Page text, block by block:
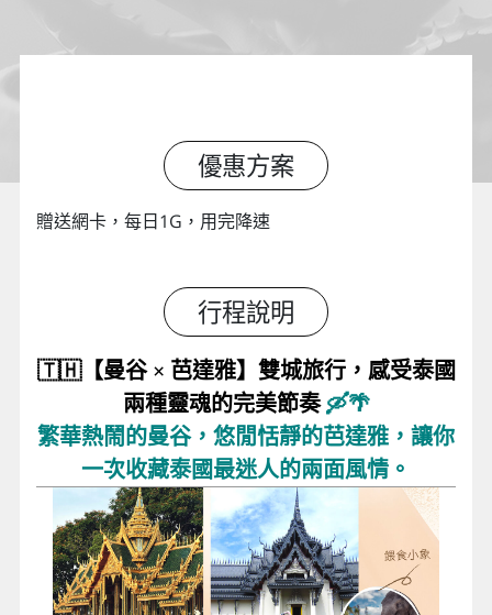
優惠方案
贈送網卡，每日1G，用完降速
行程說明
🇹🇭【曼谷 × 芭達雅】雙城旅行，感受泰國
兩種靈魂的完美節奏🛶🌴
繁華熱鬧的曼谷，悠閒恬靜的芭達雅，讓你
一次收藏泰國最迷人的兩面風情。